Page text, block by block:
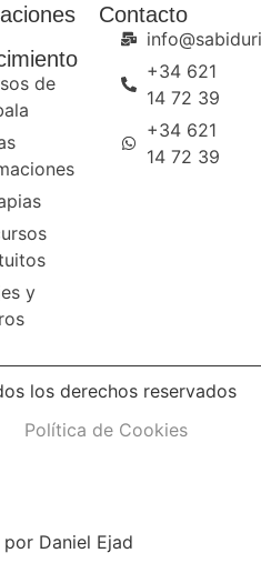
de
y
Contacto
+34 621
14 72 39
+34 621
14 72 39
los derechos reservados
Política de Cookies
por Daniel Ejad